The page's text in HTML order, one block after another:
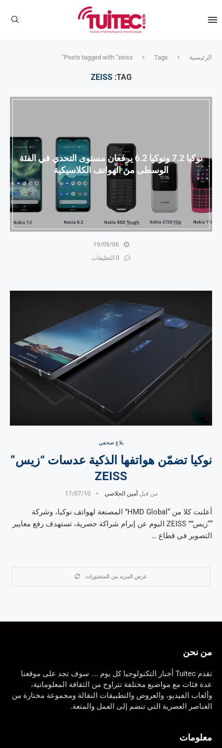
الرئيسية Tags
Posts tagged with "zeiss"
TAG:
ZEISS
نوكيا 7.2 ونوكيا 6.2 يرفعان مستوى التحدي في الفئة
الوسطى من الهواتف الكلاسيكية
19/09/06
0 التعليقات
بلاغ صحفي
نوكيا تضمّن هواتفها الذكية عدسات “زيس”
ZEISS
من قبل أمين الجلاصي 17/07/10
أعلنت كلا من “HMD Global” المصنعة لهواتف نوكيا، وشركة
““زيس”” ZEISS اليوم عن إبرام شراكة حصرية، تستهدف رفع معايير
التصوير في قطاع …
عرض المزيد من المنشورات
من نحن
تقدم Tuitec أخبار التكنولوجيا كل يوم …. سوف تجد على موقعنا
عدة فئات مع مواضيع مختلفة تتراوح من الثقافة المعلوماتية،
وألعاب الفيديو، والعروض والتطبيقات النقالة ومجموعة مختارة من
العناصر العصرية التي تنضم إلى العمل والمتعة.
معلومات